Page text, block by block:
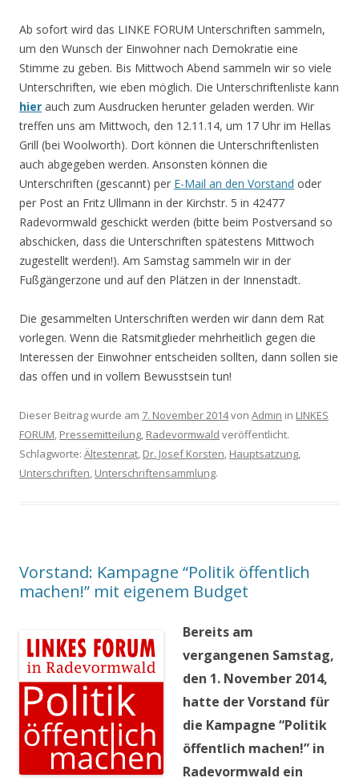
Ab sofort wird das LINKE FORUM Unterschriften sammeln,
um den Wunsch der Einwohner nach Demokratie eine
Stimme zu geben. Bis Mittwoch Abend sammeln wir so viele
Unterschriften, wie eben möglich. Die Unterschriftenliste kann
hier auch zum Ausdrucken herunter geladen werden. Wir
treffen uns am Mittwoch, den 12.11.14, um 17 Uhr im Hellas
Grill (bei Woolworth). Dort können die Unterschriftenlisten
auch abgegeben werden. Ansonsten können die
Unterschriften (gescannt) per E-Mail an den Vorstand oder
per Post an Fritz Ullmann in der Kirchstr. 5 in 42477
Radevormwald geschickt werden (bitte beim Postversand so
abschicken, dass die Unterschriften spätestens Mittwoch
zugestellt werden!). Am Samstag sammeln wir in der
Fußgängerzone und auf den Plätzen in der Innenstadt.
Die gesammelten Unterschriften werden wir dann dem Rat
vorlegen. Wenn die Ratsmitglieder mehrheitlich gegen die
Interessen der Einwohner entscheiden sollten, dann sollen sie
das offen und in vollem Bewusstsein tun!
Dieser Beitrag wurde am 7. November 2014von Admin in LINKES
FORUM, Pressemitteilung, Radevormwald veröffentlicht.
Schlagworte: Ältestenrat, Dr. Josef Korsten, Hauptsatzung,
Unterschriften, Unterschriftensammlung.
Vorstand: Kampagne “Politik öffentlich
machen!” mit eigenem Budget
Bereits am
vergangenen Samstag,
den 1. November 2014,
hatte der Vorstand für
die Kampagne “Politik
öffentlich machen!” in
Radevormwald ein